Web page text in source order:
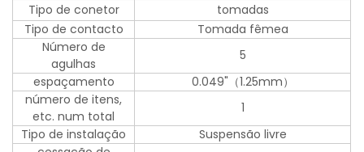
Tipo de conetor
tomadas
Tipo de contacto
Tomada fêmea
Número de
agulhas
5
espaçamento
0.049"（1.25mm）
número de itens,
etc. num total
1
Tipo de instalação
Suspensão livre